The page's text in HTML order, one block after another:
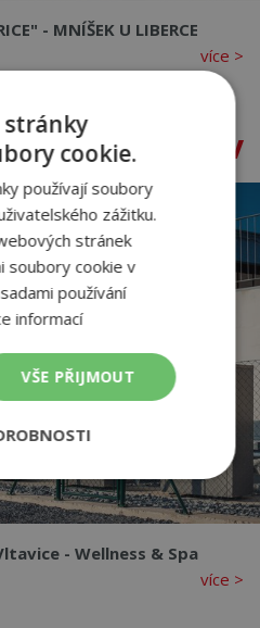
- MNÍŠEK U LIBERCE
více >
budov
- Wellness & Spa
více >
stránky
cookie.
používají soubory
zážitku.
stránek
soubory cookie v
používání
informací
VŠE PŘIJMOUT
Soubory
cílení